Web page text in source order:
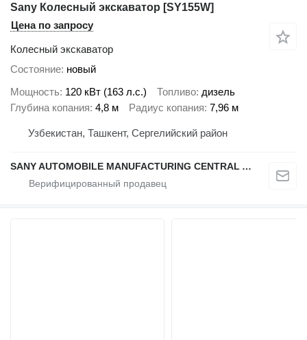
Sany Колесный экскаватор [SY155W]
Цена по запросу
Колесный экскаватор
Состояние новый
Мощность 120 кВт (163 л.с.) Топливо дизель
Глубина копания 4,8 м Радиус копания 7,96 м
Узбекистан, Ташкент, Сергелийский район
SANY AUTOMOBILE MANUFACTURING CENTRAL ASIA